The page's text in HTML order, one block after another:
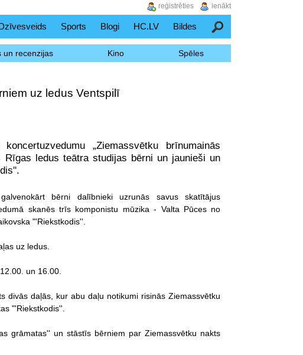
Sports Blogi HC.LV Bildes Meklēšana
un recenzijas Kino Spēles
uz ledus Ventspilī
„Ziemassvētku brīnumainās
ledus teātra studijas bērni un jaunieši un
bērni dalībnieki uzrunās savus skatītājus
skanēs trīs komponistu mūzika - Valta Pūces no
"'Riekstkodis''.
uz ledus.
un 16.00.
divās daļās, kur abu daļu notikumi risinās Ziemassvētku
"'Riekstkodis''.
grāmatas'' un stāstīs bērniem par Ziemassvētku nakts
ienākt
reģistrēties